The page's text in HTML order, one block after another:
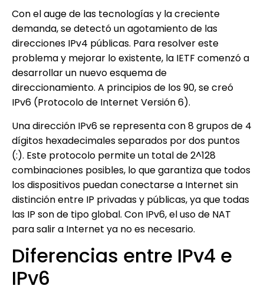
Con el auge de las tecnologías y la creciente
demanda, se detectó un agotamiento de las
direcciones IPv4 públicas. Para resolver este
problema y mejorar lo existente, la IETF comenzó a
desarrollar un nuevo esquema de
direccionamiento. A principios de los 90, se creó
IPv6 (Protocolo de Internet Versión 6).
Una dirección IPv6 se representa con 8 grupos de 4
dígitos hexadecimales separados por dos puntos
(:). Este protocolo permite un total de 2^128
combinaciones posibles, lo que garantiza que todos
los dispositivos puedan conectarse a Internet sin
distinción entre IP privadas y públicas, ya que todas
las IP son de tipo global. Con IPv6, el uso de NAT
para salir a Internet ya no es necesario.
Diferencias entre IPv4 e
IPv6